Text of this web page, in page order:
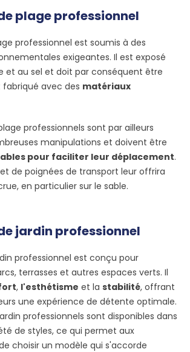
plage professionnel
professionnel est soumis à des
exigeantes. Il est exposé
et au sel et doit par conséquent être
avec des matériaux
professionnels sont par ailleurs
manipulations et doivent être
pour faciliter leur déplacement.
et de poignées de transport leur offrira
en particulier sur le sable.
jardin professionnel
professionnel est conçu pour
terrasses et autres espaces verts. Il
, l'esthétisme et la stabilité, offrant
une expérience de détente optimale.
professionnels sont disponibles dans
de styles, ce qui permet aux
choisir un modèle qui s'accorde